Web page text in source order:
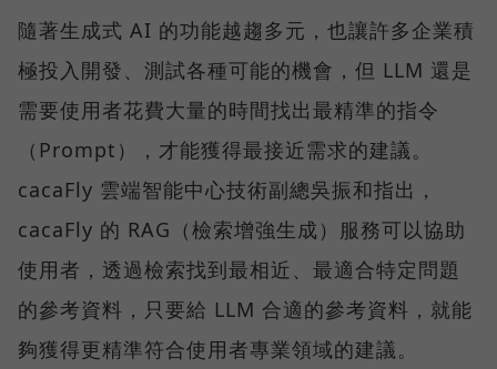
隨著生成式 AI 的功能越趨多元，也讓許多企業積
極投入開發、測試各種可能的機會，但 LLM 還是
需要使用者花費大量的時間找出最精準的指令
（Prompt），才能獲得最接近需求的建議。
cacaFly 雲端智能中心技術副總吳振和指出，
cacaFly 的 RAG（檢索增強生成）服務可以協助
使用者，透過檢索找到最相近、最適合特定問題
的參考資料，只要給 LLM 合適的參考資料，就能
夠獲得更精準符合使用者專業領域的建議。